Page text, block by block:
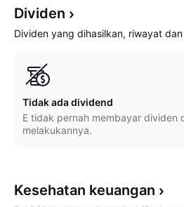
Dividen
Dividen yang dihasilkan, riwayat
Tidak ada dividend
E tidak pernah membayar dividen
melakukannya.
Kesehatan keuangan